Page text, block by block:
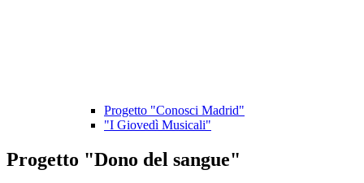
Progetto "Conosci Madrid"
"I Giovedì Musicali"
Progetto "Dono del sangue"